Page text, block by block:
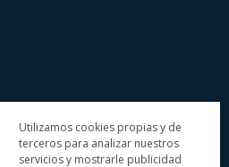
Utilizamos cookies propias y de
terceros para analizar nuestros
servicios y mostrarle publicidad